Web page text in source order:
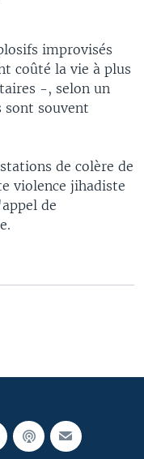
improvisés
coûté la vie à plus
-, selon un
sont souvent
de colère de
violence jihadiste
de